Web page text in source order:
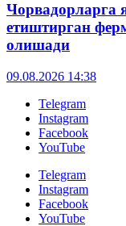
Чорвадорларга
етиштирган
олишади
09.08.2026 14:38
Telegram
Instagram
Facebook
YouTube
Telegram
Instagram
Facebook
YouTube